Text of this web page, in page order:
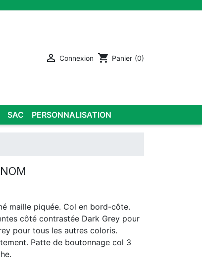
 Connexion shopping_cart Panier (0)
SAC PERSONNALISATION
maille piquée. Col en bord-côte.
côté contrastée Dark Grey pour
pour tous les autres coloris.
Patte de boutonnage col 3